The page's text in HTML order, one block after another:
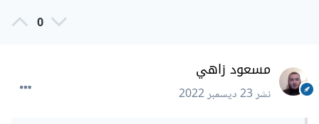
0
مسعود زاهي
نشر23 ديسمبر 2022